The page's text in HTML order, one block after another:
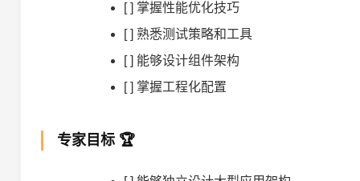
[ ] 掌握性能优化技巧
[ ] 熟悉测试策略和工具
[ ] 能够设计组件架构
[ ] 掌握工程化配置
专家目标 🏆